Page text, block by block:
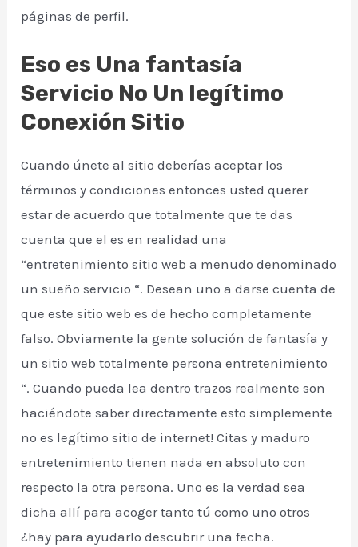
páginas de perfil.
Eso es Una fantasía
Servicio No Un legítimo
Conexión Sitio
Cuando únete al sitio deberías aceptar los
términos y condiciones entonces usted querer
estar de acuerdo que totalmente que te das
cuenta que el es en realidad una
“entretenimiento sitio web a menudo denominado
un sueño servicio “. Desean uno a darse cuenta de
que este sitio web es de hecho completamente
falso. Obviamente la gente solución de fantasía y
un sitio web totalmente persona entretenimiento
“. Cuando pueda lea ​​dentro trazos realmente son
haciéndote saber directamente esto simplemente
no es legítimo sitio de internet! Citas y maduro
entretenimiento tienen nada en absoluto con
respecto la otra persona. Uno es la verdad sea
dicha allí para acoger tanto tú como uno otros
¿hay para ayudarlo descubrir una fecha.